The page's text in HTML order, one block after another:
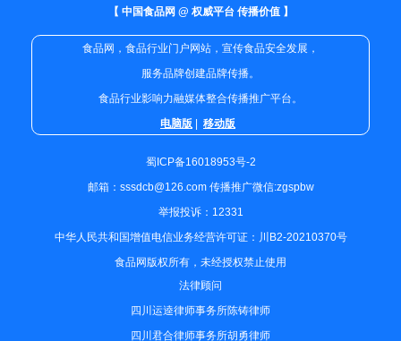
【 中国食品网 @ 权威平台 传播价值 】
食品网，食品行业门户网站，宣传食品安全发展，
服务品牌创建品牌传播。
食品行业影响力融媒体整合传播推广平台。
电脑版
移动版
蜀ICP备16018953号-2
邮箱：sssdcb@126.com 传播推广微信:zgspbw
举报投诉：12331
中华人民共和国增值电信业务经营许可证：川B2-20210370号
食品网版权所有，未经授权禁止使用
法律顾问
四川运逵律师事务所陈铸律师
四川君合律师事务所胡勇律师